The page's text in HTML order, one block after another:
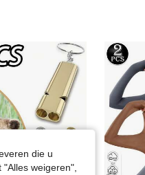
4.74
die u
weigeren",